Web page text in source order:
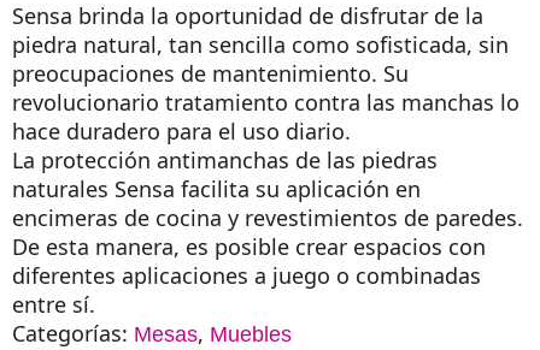
Sensa brinda la oportunidad de disfrutar de la
piedra natural, tan sencilla como sofisticada, sin
preocupaciones de mantenimiento. Su
revolucionario tratamiento contra las manchas lo
hace duradero para el uso diario.
La protección antimanchas de las piedras
naturales Sensa facilita su aplicación en
encimeras de cocina y revestimientos de paredes.
De esta manera, es posible crear espacios con
diferentes aplicaciones a juego o combinadas
entre sí.
Categorías: Mesas, Muebles